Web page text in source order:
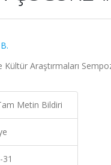
Kültür Araştırmaları
Metin Bildiri
31